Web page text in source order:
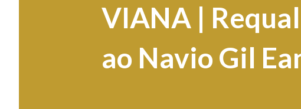
VIANA |
ao Navio Gil